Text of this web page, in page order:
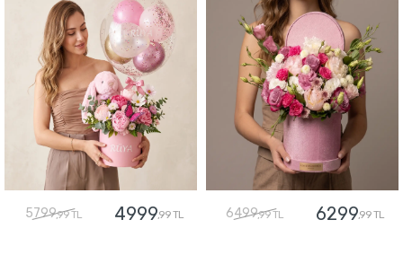
5799,99 TL 4999,99 TL 6499,99 TL 6299,99 TL